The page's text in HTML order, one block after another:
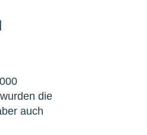
die
auch